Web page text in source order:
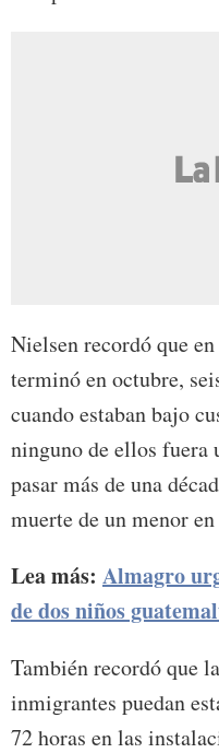
Nielsen recordó que
terminó en octubre,
cuando estaban bajo
ninguno de ellos fuera
pasar más de una
muerte de un menor
Lea más: Almagro
de dos niños
También recordó que
inmigrantes puedan
72 horas en las